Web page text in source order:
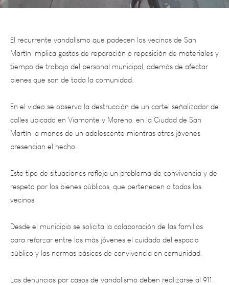
El recurrente vandalismo que padecen los vecinos de San
Martín implica gastos de reparación o reposición de materiales y
tiempo de trabajo del personal municipal, además de afectar
bienes que son de toda la comunidad.
En el video se observa la destrucción de un cartel señalizador de
calles ubicado en Viamonte y Moreno, en la Ciudad de San
Martín, a manos de un adolescente mientras otros jóvenes
presencian el hecho.
Este tipo de situaciones refleja un problema de convivencia y de
respeto por los bienes públicos, que pertenecen a todos los
vecinos.
Desde el municipio se solicita la colaboración de las familias
para reforzar entre los más jóvenes el cuidado del espacio
público y las normas básicas de convivencia en comunidad.
Las denuncias por casos de vandalismo deben realizarse al 911.